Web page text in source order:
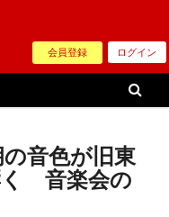
会員登録 ログイン
音色が旧東
く 音楽会の